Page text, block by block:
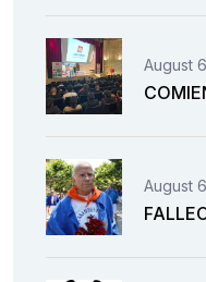
August
August